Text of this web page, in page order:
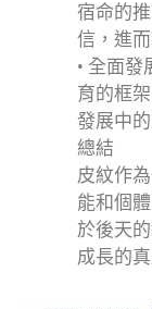
宿命的
信，進
• 全面
育的框
發展中
總結
皮紋作
能和個
於後天
成長的